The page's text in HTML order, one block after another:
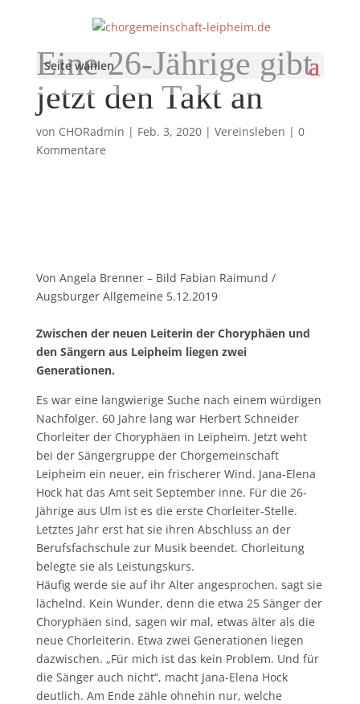
Seite wählen
Eine 26-Jährige gibt
jetzt den Takt an
von CHORadmin | Feb. 3, 2020| Vereinsleben | 0
Kommentare
Von Angela Brenner – Bild Fabian Raimund /
Augsburger Allgemeine 5.12.2019
Zwischen der neuen Leiterin der Choryphäen und
den Sängern aus Leipheim liegen zwei
Generationen.
Es war eine langwierige Suche nach einem würdigen
Nachfolger. 60 Jahre lang war Herbert Schneider
Chorleiter der Choryphäen in Leipheim. Jetzt weht
bei der Sängergruppe der Chorgemeinschaft
Leipheim ein neuer, ein frischerer Wind. Jana-Elena
Hock hat das Amt seit September inne. Für die 26-
Jährige aus Ulm ist es die erste Chorleiter-Stelle.
Letztes Jahr erst hat sie ihren Abschluss an der
Berufsfachschule zur Musik beendet. Chorleitung
belegte sie als Leistungskurs.
Häufig werde sie auf ihr Alter angesprochen, sagt sie
lächelnd. Kein Wunder, denn die etwa 25 Sänger der
Choryphäen sind, sagen wir mal, etwas älter als die
neue Chorleiterin. Etwa zwei Generationen liegen
dazwischen. „Für mich ist das kein Problem. Und für
die Sänger auch nicht“, macht Jana-Elena Hock
deutlich. Am Ende zähle ohnehin nur, welche